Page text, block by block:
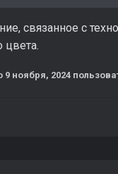
связанное с
цвета.
9 ноября, 2024